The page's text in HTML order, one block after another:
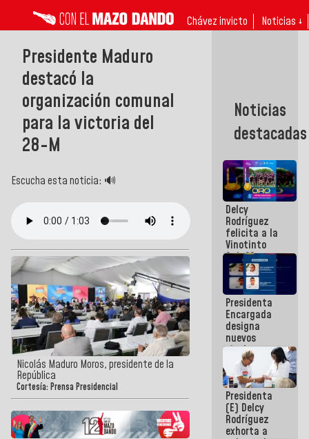
Chávez invicto Noticias ↓
Presidente Maduro
destacó la
organización comunal
para la victoria del
28-M
Escucha esta noticia: 🔊
Nicolás Maduro Moros, presidente de la
República
Cortesía: Prensa Presidencial
Noticias
destacadas
Delcy
Rodríguez
felicita a la
Vinotinto
Sub 20
campeona
frente
México Sub
23 en los
Centroamericanos
Presidenta
Encargada
designa
nuevos
titulares en
Viceministerio
de Energía
Eléctrica y
CORPOELEC
Presidenta
(E) Delcy
Rodríguez
exhorta a